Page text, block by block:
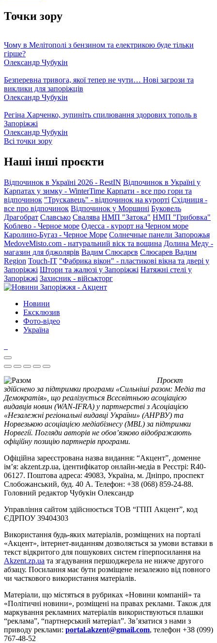
Точки зору
Чому в Мелітополі з бензином та електрикою буде тільки
гірше?
Олександр Чубукін
Безперевна тривога, якої тепер не чути… Нові загрози та
виклики для запоріжців
Олександр Чубукін
Регіна Харченко, зупиніть спилювання здорових тополь в
Запоріжжі
Олександр Чубукін
Всі точки зору
Наші інші проєкти
Відпочинок в Україні 2026 - RestIN Відпочинок в Україні у
Карпатах у зимку - WinterTime Карпати - все про гори та
відпочинок "Трускавець" - відпочинок на курорті Східниця -
все про відпочинок Відпочинок у Моршині Буковель
Драгобрат Славсько Свалява НМП "Затока" НМП "Грибовка"
Коблево - Черное море Одесса - курорт на Черном море
Каролино-Бугаз - Черное Море Солнечные панели Запорожья
MedoveMisto.com - натуральний віск та вощина Долина Меду -
магазин для бджолярів Вадим Слюсарєв Слюсарев Вадим
Region Touch-IT "Фабрика вікон" - пластикові вікна та двері у
Запоріжжі Штори та жалюзі у Запоріжжі Натяжні стелі у
Запоріжжі Захисник - військторг
Новини
Ексклюзив
Фото-відео
Україна
Проєкт
здійснено за підтримки програми «Сильніші разом: Медіа та
Демократія», що реалізується Всесвітньою асоціацією
видавців новин (WAN-IFRA) у партнерстві з Асоціацією
«Незалежні регіональні видавці України» (АНРВУ) та
Норвезькою асоціацією медіабізнесу (MBL) за підтримки
Норвегії. Погляди авторів не обов’язково відображають
офіційну позицію партнерів програми.
Офіційна зареєстрована назва видання: “Акцент”, доменне
ім’я: akzent.zp.ua, ідентифікатор онлайн-медіа в Реєстрі: R40-
06127. Поштова адреса: 49083, Україна, м. Дніпро, проспект
Слобожанський, буд. 40 А. Телефон: +38 (068) 859-24-88.
Головний редактор Чубукін Олександр
Управління сайтом здійснюється ТОВ “ГПП Акцент”, код
ЄДРПОУ 39404303
Використання будь-яких матеріалів, розміщених на порталі
«Акцент», інтернет-виданням дозволяється за умови вставки в
текст відкритого для пошукових систем гіперпосилання на
Akzent.zp.ua та згадування першоджерела не нижче другого
абзацу. Посилання має бути розміщене незалежно від повного
чи часткового використання матеріалів.
Матеріали, що містяться в рубриках «Новини компаній» та
«Політичні новини», розміщені на правах реклами. Також для
маркування рекламних матеріалів використвуються плашки
“реклама”, “партнерський матеріал”. Зв’язатися з нами з
приводу реклами: portal.akzent@gmail.com, телефон +38 (099)
767-48-52